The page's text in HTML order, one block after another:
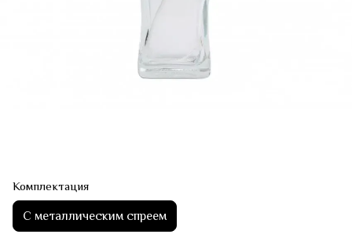
Комплектация
С металлическим спреем